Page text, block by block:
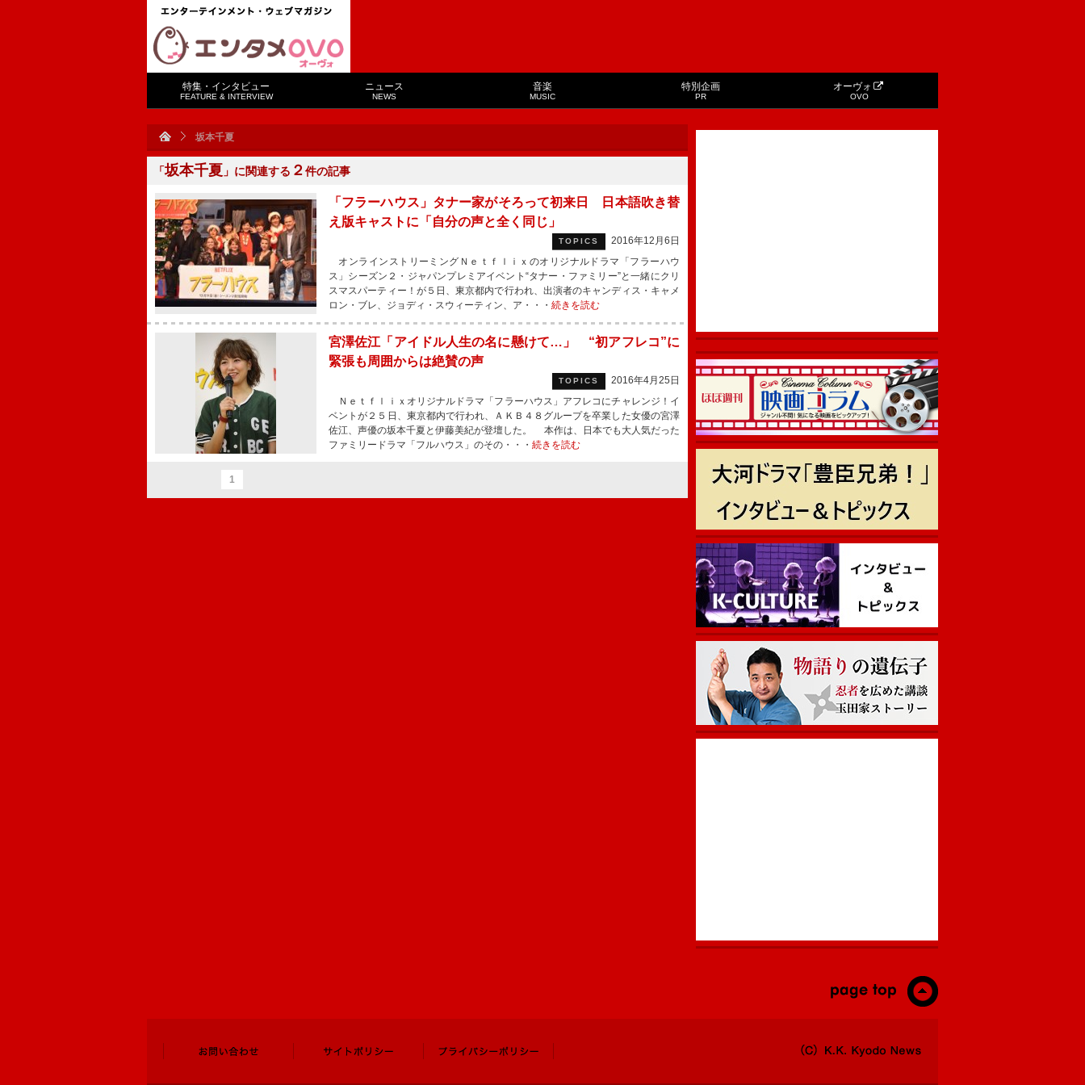
特集・インタビュー
FEATURE & INTERVIEW
ニュース
NEWS
音楽
MUSIC
特別企画
PR
オーヴォ
OVO
坂本千夏
「坂本千夏 」に関連する ２件の記事
「フラーハウス」タナー家がそろって初来日 日本語吹き替
え版キャストに「自分の声と全く同じ」
TOPICS
2016年12月6日
オンラインストリーミングＮｅｔｆｌｉｘのオリジナルドラマ「フラーハウ
ス」シーズン２・ジャパンプレミアイベント“タナー・ファミリー”と一緒にクリ
スマスパーティー！が５日、東京都内で行われ、出演者のキャンディス・キャメ
ロン・ブレ、ジョディ・スウィーティン、ア・・・ 続きを読む
宮澤佐江「アイドル人生の名に懸けて…」 “初アフレコ”に
緊張も周囲からは絶賛の声
TOPICS
2016年4月25日
Ｎｅｔｆｌｉｘオリジナルドラマ「フラーハウス」アフレコにチャレンジ！イ
ベントが２５日、東京都内で行われ、ＡＫＢ４８グループを卒業した女優の宮澤
佐江、声優の坂本千夏と伊藤美紀が登壇した。 本作は、日本でも大人気だった
ファミリードラマ「フルハウス」のその・・・ 続きを読む
1